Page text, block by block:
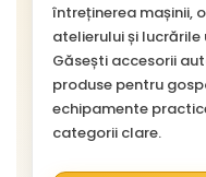
întreținerea mașinii,
atelierului și
Găsești accesorii
produse pentru
echipamente
categorii clare.